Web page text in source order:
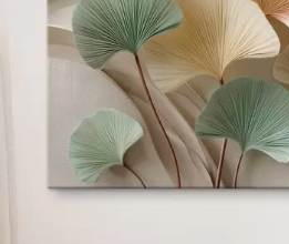
✗Környezetbarát anyag
Prémium
Ft
Élénk, gazdag színek
Fakulásálló
✓Biztonságos, szagtalan tinta